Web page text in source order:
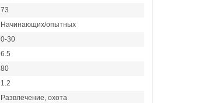
73
Начинающих/опытных
0-30
6.5
80
1.2
Развлечение, охота